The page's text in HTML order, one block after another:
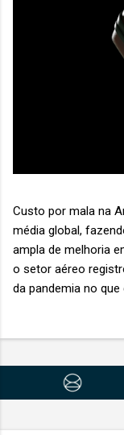
Custo por mala na
média global,
ampla de melhoria
o setor aéreo
da pandemia no
“Baggage IT
desse importante